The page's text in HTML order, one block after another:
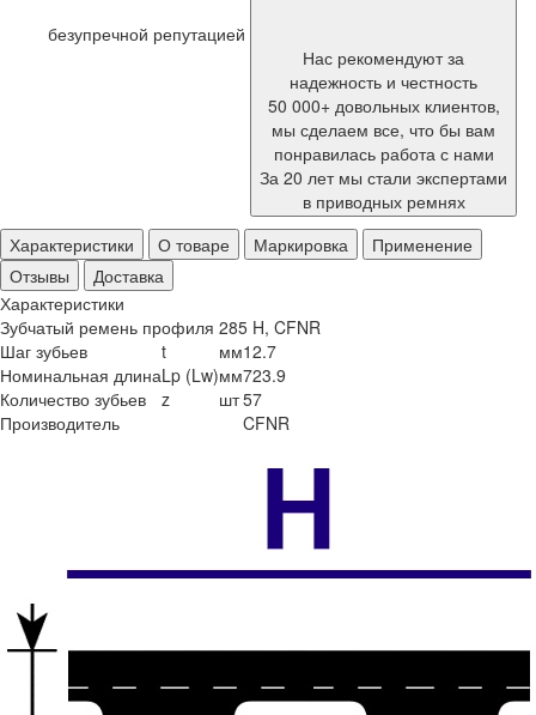
безупречной репутацией
Нас рекомендуют за
надежность и честность
50 000+ довольных клиентов,
мы сделаем все, что бы вам
понравилась работа с нами
За 20 лет мы стали экспертами
в приводных ремнях
Характеристики
О товаре Маркировка
Применение
Отзывы
Доставка
Характеристики
Зубчатый ремень профиля 285 H, CFNR
Шаг зубьев
t мм12.7
Номинальная длинаLp (Lw)мм723.9
Количество зубьев
z шт57
Производитель
CFNR